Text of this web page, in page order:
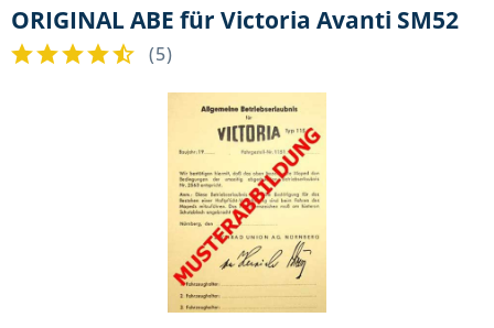
ORIGINAL ABE für Victoria Avanti SM52
(5)